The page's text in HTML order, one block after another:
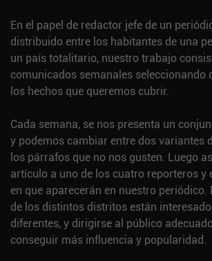
En el papel de redactor jefe de un
distribuido entre los habitantes de una
un país totalitario, nuestro trabajo
comunicados semanales seleccionando
los hechos que queremos cubrir.
Cada semana, se nos presenta un
y podemos cambiar entre dos variantes
los párrafos que no nos gusten. Luego
artículo a uno de los cuatro reporteros y
en que aparecerán en nuestro
de los distintos distritos están
diferentes, y dirigirse al público
conseguir más influencia y popularidad.